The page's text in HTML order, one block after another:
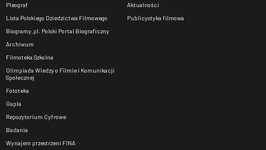
Pleograf
Lista Polskiego Dziedzictwa Filmowego
Biogramy.pl. Polski Portal Biograficzny
Archiwum
Filmoteka Szkolna
Olimpiada Wiedzy o Filmie i Komunikacji
Społecznej
Fototeka
Gapla
Repozytorium Cyfrowe
Badania
Wynajem przestrzeni FINA
Aktualności
Publicystyka filmowa